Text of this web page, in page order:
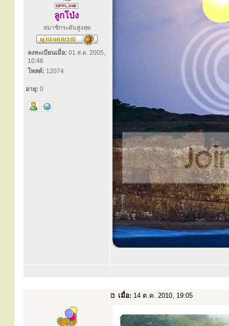
ลูกโป่ง
สมาชิกระดับสูงสุด
ลงทะเบียนเมื่อ: 01 ส.ค. 2005,
10:46
โพสต์: 12074
อายุ: 0
เมื่อ: 14 ต.ค. 2010, 19:05